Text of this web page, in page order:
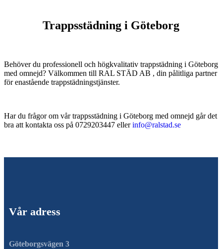
Trappsstädning i Göteborg
Behöver du professionell och högkvalitativ trappstädning i Göteborg
med omnejd? Välkommen till RAL STÄD AB , din pålitliga partner
för enastående trappstädningstjänster.
Har du frågor om vår trappsstädning i Göteborg med omnejd går det
bra att kontakta oss på 0729203447 ellerinfo@ralstad.se
Vår adress
Göteborgsvägen 3